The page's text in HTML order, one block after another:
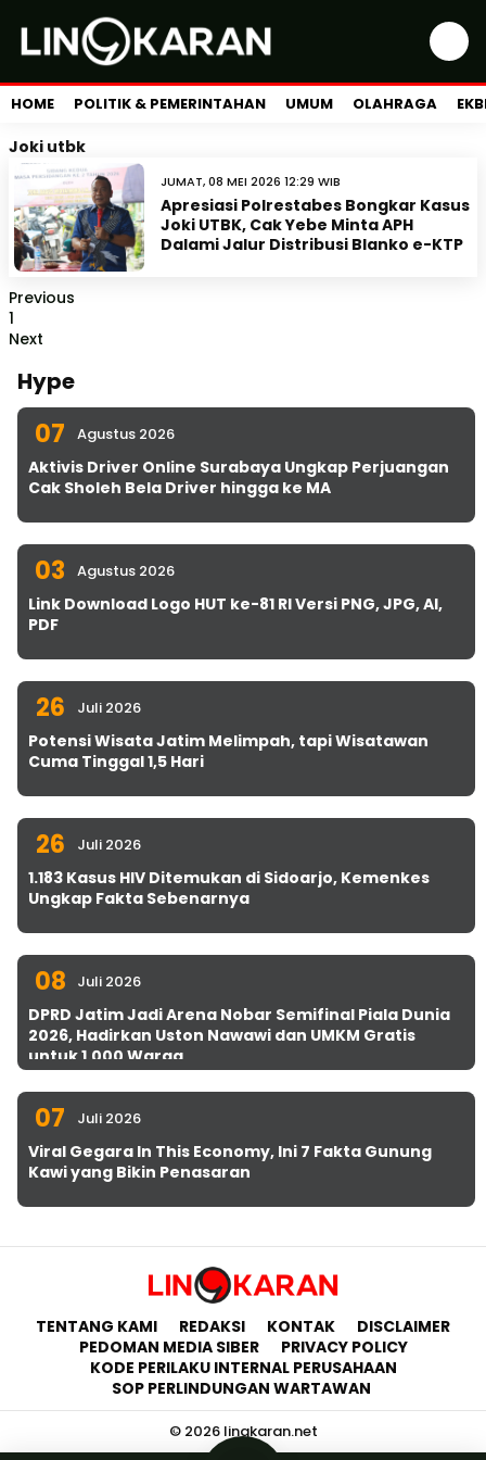
HOME POLITIK & PEMERINTAHAN UMUM OLAHRAGA
Joki utbk
JUMAT, 08 MEI 2026 12:29 WIB
Apresiasi Polrestabes Bongkar Kasus
Joki UTBK, Cak Yebe Minta APH
Dalami Jalur Distribusi Blanko e-KTP
Previous
1
Next
Hype
07 Agustus 2026
Aktivis Driver Online Surabaya Ungkap Perjuangan
Cak Sholeh Bela Driver hingga ke MA
03 Agustus 2026
Link Download Logo HUT ke-81 RI Versi PNG, JPG, AI,
PDF
26 Juli 2026
Potensi Wisata Jatim Melimpah, tapi Wisatawan
Cuma Tinggal 1,5 Hari
26 Juli 2026
1.183 Kasus HIV Ditemukan di Sidoarjo, Kemenkes
Ungkap Fakta Sebenarnya
08 Juli 2026
DPRD Jatim Jadi Arena Nobar Semifinal Piala Dunia
2026, Hadirkan Uston Nawawi dan UMKM Gratis
untuk 1.000 Warga
07 Juli 2026
Viral Gegara In This Economy, Ini 7 Fakta Gunung
Kawi yang Bikin Penasaran
TENTANG KAMI REDAKSI KONTAK
DISCLAIMER
PEDOMAN MEDIA SIBER
PRIVACY POLICY
KODE PERILAKU INTERNAL PERUSAHAAN
SOP PERLINDUNGAN WARTAWAN
© 2026 lingkaran.net